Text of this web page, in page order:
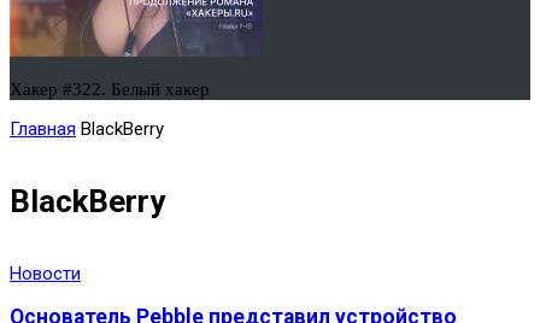
Хакер #322. Белый хакер
Главная BlackBerry
BlackBerry
Новости
Основатель Pebble представил устройство